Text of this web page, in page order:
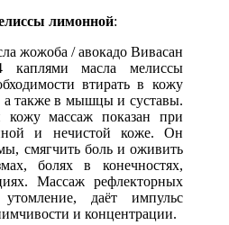
лимонной:
жожоба / авокадо Вивасан
масла мелиссы
втирать в кожу
а также в мышцы и суставы.
массаж показан при
и нечистой коже. Он
смягчить боль и оживить
болях в конечностях,
Массаж рефлекторных
даёт импульс
и концентрации.